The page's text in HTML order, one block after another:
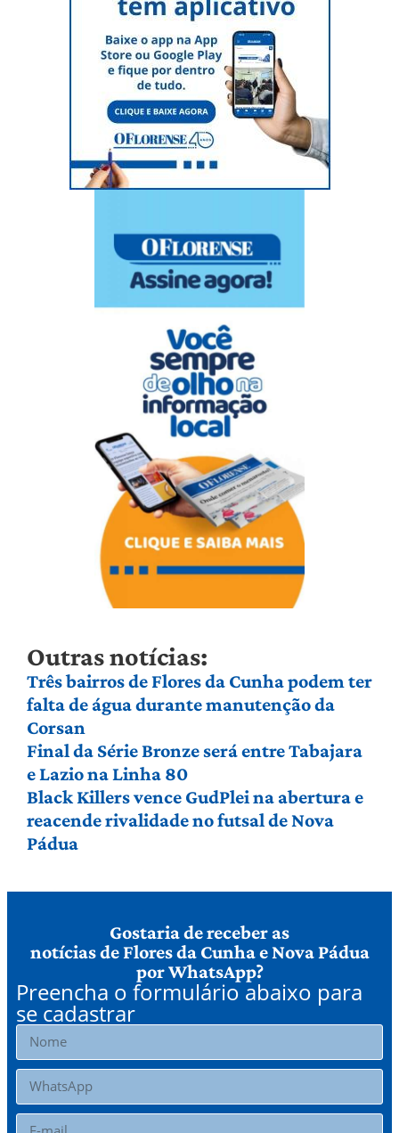
Outras notícias:
Três bairros de Flores da Cunha podem ter
falta de água durante manutenção da
Corsan
Final da Série Bronze será entre Tabajara
e Lazio na Linha 80
Black Killers vence GudPlei na abertura e
reacende rivalidade no futsal de Nova
Pádua
Gostaria de receber as
notícias de Flores da Cunha e Nova Pádua
por WhatsApp?
Preencha o formulário abaixo para
se cadastrar